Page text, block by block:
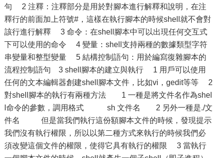
句 2 注釋：注釋部分是用於對腳本進行解釋和說明，在注
釋行的前面加上符號#，這樣在執行腳本的時候shell就不會對
該行進行解釋 3 命令：在shell腳本中可以出現任何交互式
下可以使用的命令 4 變量：shell支持兩種的數據類型字符
串變量和整型變量 5 結構控制語句：用於編寫復雜腳本的
流程控制語句 3 shell腳本的建立與執行 1 用戶可以使用
任何的文本編輯器創建shell腳本文件，比如vi，gedit等等 2
對shell腳本的執行有兩種方法 1 一種是將文件名作為shel
l命令的參數，調用格式 sh 文件名 2 另外一種是./文
件名 但是當我們執行這份額腳本文件的時候，發現提示
我們沒有執行權限，所以以第二種方式來執行的時候我們必
須改變這個文件的權限，使得它具有執行的權限 3 當執行